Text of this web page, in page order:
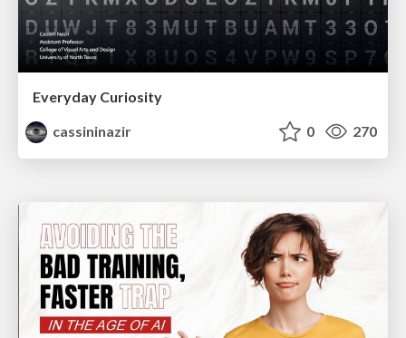
Everyday Curiosity
cassininazir
0 270